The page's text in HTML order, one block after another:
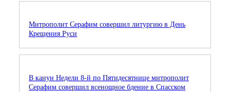
Митрополит Серафим совершил литургию в День
Крещения Руси
В канун Недели 8-й по Пятидесятнице митрополит
Серафим совершил всенощное бдение в Спасском